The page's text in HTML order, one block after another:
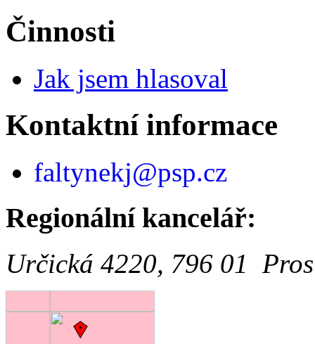
Činnosti
Jak jsem hlasoval
Kontaktní informace
faltynekj@psp.cz
Regionální kancelář:
Určická 4220, 796 01